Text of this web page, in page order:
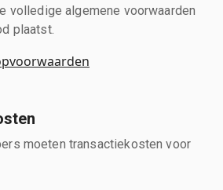
volledige algemene voorwaarden
plaatst.
moeten transactiekosten voor